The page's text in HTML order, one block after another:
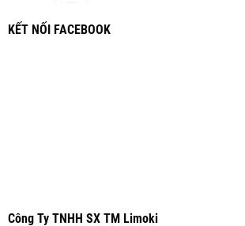
KẾT NỐI FACEBOOK
Công Ty TNHH SX TM Limoki